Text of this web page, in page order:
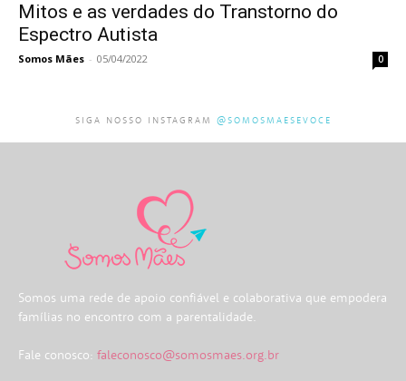
Mitos e as verdades do Transtorno do
Espectro Autista
Somos Mães - 05/04/2022 0
SIGA NOSSO INSTAGRAM @SOMOSMAESEVOCE
Somos uma rede de apoio confiável e colaborativa que empodera
famílias no encontro com a parentalidade.
Fale conosco: faleconosco@somosmaes.org.br